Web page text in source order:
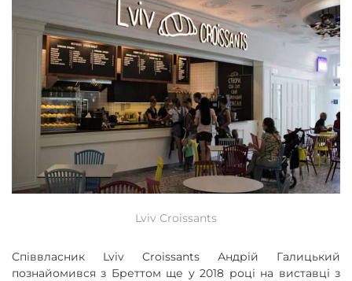
Lviv Croissants
Співвласник Lviv Croissants Андрій Галицький
познайомився з Бреттом ще у 2018 році на виставці з